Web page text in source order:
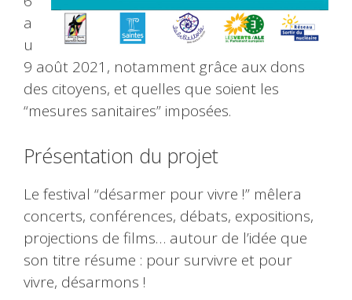
a
u
9 août 2021, notamment grâce aux dons
des citoyens, et quelles que soient les
“mesures sanitaires” imposées.
Présentation du projet
Le festival “désarmer pour vivre !” mêlera
concerts, conférences, débats, expositions,
projections de films… autour de l’idée que
son titre résume : pour survivre et pour
vivre, désarmons !